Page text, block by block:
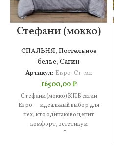
Стефани (мокко)
КПБ сатин Евро
СПАЛЬНЯ, Постельное
белье, Сатин
Артикул: Евро-Ст-мк
16500,00₽
Стефани (мокко) КПБ сатин
Евро — идеальный выбор для
тех, кто одинаково ценит
комфорт, эстетику и
практичность. В составе —